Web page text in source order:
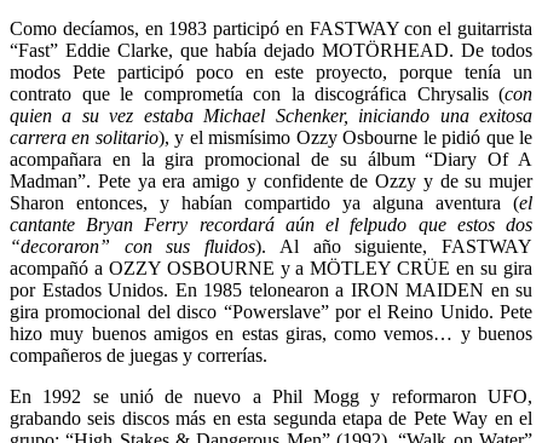
Como decíamos, en 1983 participó en FASTWAY con el guitarrista
“Fast” Eddie Clarke, que había dejado MOTÖRHEAD. De todos
modos Pete participó poco en este proyecto, porque tenía un
contrato que le comprometía con la discográfica Chrysalis (con
quien a su vez estaba Michael Schenker, iniciando una exitosa
carrera en solitario), y el mismísimo Ozzy Osbourne le pidió que le
acompañara en la gira promocional de su álbum “Diary Of A
Madman”. Pete ya era amigo y confidente de Ozzy y de su mujer
Sharon entonces, y habían compartido ya alguna aventura (el
cantante Bryan Ferry recordará aún el felpudo que estos dos
“decoraron” con sus fluidos). Al año siguiente, FASTWAY
acompañó a OZZY OSBOURNE y a MÖTLEY CRÜE en su gira
por Estados Unidos. En 1985 telonearon a IRON MAIDEN en su
gira promocional del disco “Powerslave” por el Reino Unido. Pete
hizo muy buenos amigos en estas giras, como vemos… y buenos
compañeros de juegas y correrías.
En 1992 se unió de nuevo a Phil Mogg y reformaron UFO,
grabando seis discos más en esta segunda etapa de Pete Way en el